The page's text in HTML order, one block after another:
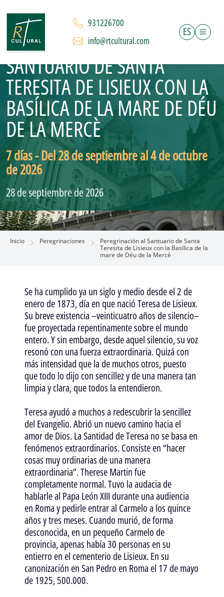
931226700
info@rtcultural.com
ES
PEREGRINACIÓN AL
SANTUARIO DE SANTA
TERESITA DE LISIEUX CON LA
BASÍLICA DE LA MARE DE DÉU
DE LA MERCÈ
7 días - Del 28 de septiembre al 4 de octubre
de 2026
28 de septiembre de 2026
Inicio Peregrinaciones
Peregrinación al Santuario de Santa
Teresita de Lisieux con la Basílica de la
mare de Déu de la Mercè
Se ha cumplido ya un siglo y medio desde el 2 de
enero de 1873, día en que nació Teresa de Lisieux.
Su breve existencia –veinticuatro años de silencio–
fue proyectada repentinamente sobre el mundo
entero. Y sin embargo, desde aquel silencio, su voz
resonó con una fuerza extraordinaria. Quizá con
más intensidad que la de muchos otros, puesto
que todo lo dijo con sencillez y de una manera tan
limpia y clara, que todos la entendieron.
Teresa ayudó a muchos a redescubrir la sencillez
del Evangelio. Abrió un nuevo camino hacia el
amor de Dios. La Santidad de Teresa no se basa en
fenómenos extraordinarios. Consiste en “hacer
cosas muy ordinarias de una manera
extraordinaria”. Therese Martin fue
completamente normal. Tuvo la audacia de
hablarle al Papa León XIII durante una audiencia
en Roma y pedirle entrar al Carmelo a los quince
años y tres meses. Cuando murió, de forma
desconocida, en un pequeño Carmelo de
provincia, apenas había 30 personas en su
entierro en el cementerio de Lisieux. En su
canonización en San Pedro en Roma el 17 de mayo
de 1925, 500.000.